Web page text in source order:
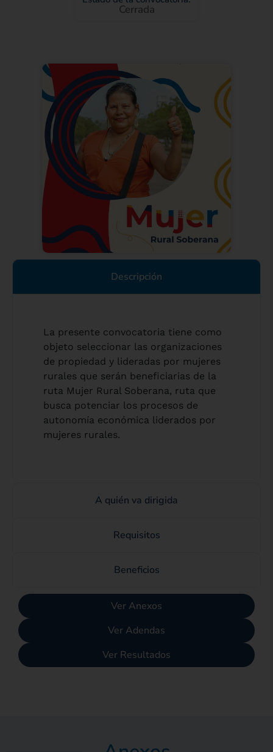
Cerrada
Descripción
La presente convocatoria tiene como
objeto seleccionar las organizaciones
de propiedad y lideradas por mujeres
rurales que serán beneficiarias de la
ruta Mujer Rural Soberana, ruta que
busca potenciar los procesos de
autonomía económica liderados por
mujeres rurales.
A quién va dirigida
Requisitos
Beneficios
Ver Anexos
Ver Adendas
Ver Resultados